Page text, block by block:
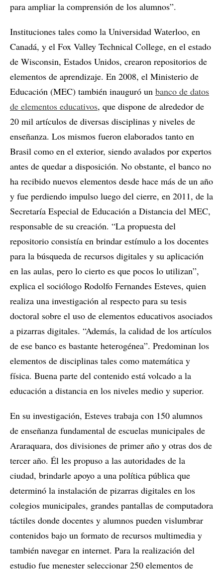
para ampliar la comprensión de los alumnos”.
Instituciones tales como la Universidad Waterloo, en
Canadá, y el Fox Valley Technical College, en el estado
de Wisconsin, Estados Unidos, crearon repositorios de
elementos de aprendizaje. En 2008, el Ministerio de
Educación (MEC) también inauguró un banco de datos
de elementos educativos, que dispone de alrededor de
20 mil artículos de diversas disciplinas y niveles de
enseñanza. Los mismos fueron elaborados tanto en
Brasil como en el exterior, siendo avalados por expertos
antes de quedar a disposición. No obstante, el banco no
ha recibido nuevos elementos desde hace más de un año
y fue perdiendo impulso luego del cierre, en 2011, de la
Secretaría Especial de Educación a Distancia del MEC,
responsable de su creación. “La propuesta del
repositorio consistía en brindar estímulo a los docentes
para la búsqueda de recursos digitales y su aplicación
en las aulas, pero lo cierto es que pocos lo utilizan”,
explica el sociólogo Rodolfo Fernandes Esteves, quien
realiza una investigación al respecto para su tesis
doctoral sobre el uso de elementos educativos asociados
a pizarras digitales. “Además, la calidad de los artículos
de ese banco es bastante heterogénea”. Predominan los
elementos de disciplinas tales como matemática y
física. Buena parte del contenido está volcado a la
educación a distancia en los niveles medio y superior.
En su investigación, Esteves trabaja con 150 alumnos
de enseñanza fundamental de escuelas municipales de
Araraquara, dos divisiones de primer año y otras dos de
tercer año. Él les propuso a las autoridades de la
ciudad, brindarle apoyo a una política pública que
determinó la instalación de pizarras digitales en los
colegios municipales, grandes pantallas de computadora
táctiles donde docentes y alumnos pueden vislumbrar
contenidos bajo un formato de recursos multimedia y
también navegar en internet. Para la realización del
estudio fue menester seleccionar 250 elementos de